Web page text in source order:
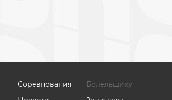
Соревнования
Болельщику